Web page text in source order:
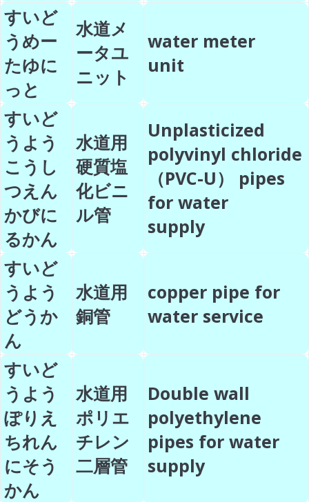
すいど
うめー
たゆに
っと
水道メ
ータユ
ニット
water meter
unit
すいど
うよう
こうし
つえん
かびに
るかん
水道用
硬質塩
化ビニ
ル管
Unplasticized
polyvinyl chloride
（PVC-U） pipes
for water
supply
すいど
うよう
どうか
ん
水道用
銅管
copper pipe for
water service
すいど
うよう
ぽりえ
ちれん
にそう
かん
水道用
ポリエ
チレン
二層管
Double wall
polyethylene
pipes for water
supply